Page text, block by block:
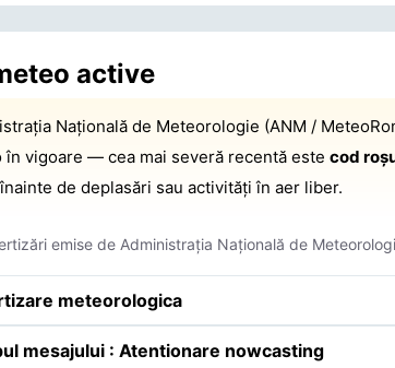
active
Națională de Meteorologie (ANM /
în vigoare — cea mai severă recentă estecod
de deplasări sau activități în aer liber.
emise de Administrația Națională de
meteorologica
mesajului : Atentionare nowcasting